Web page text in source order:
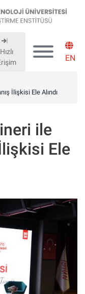
Hızlı
EN
İlişkisi Ele Alındı
ile
Ele